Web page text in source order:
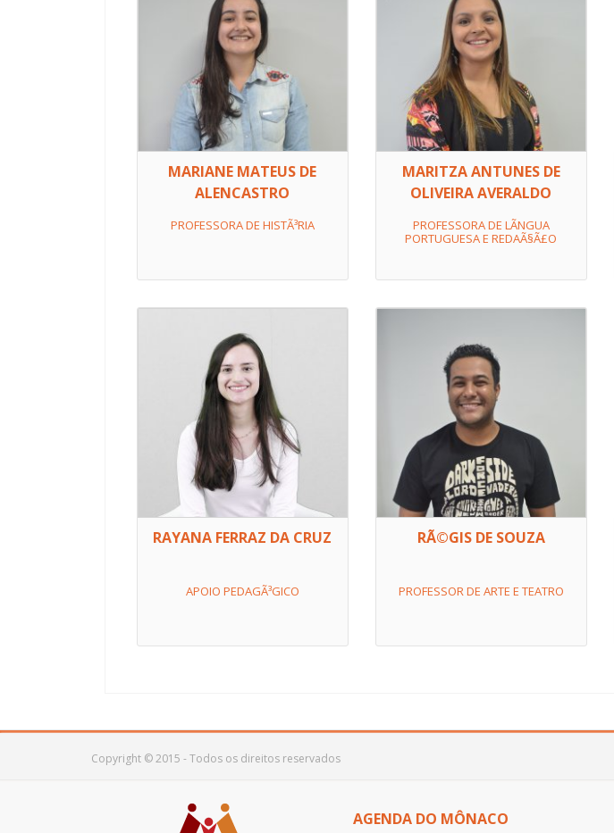
MARIANE MATEUS DE
ALENCASTRO
PROFESSORA DE HISTÃ³RIA
MARITZA ANTUNES DE
OLIVEIRA AVERALDO
PROFESSORA DE LÃ­NGUA
PORTUGUESA E REDAÃ§Ã£O
RAYANA FERRAZ DA CRUZ
APOIO PEDAGÃ³GICO
RÃ©GIS DE SOUZA
PROFESSOR DE ARTE E TEATRO
Copyright © 2015 - Todos os direitos reservados
AGENDA DO MÔNACO